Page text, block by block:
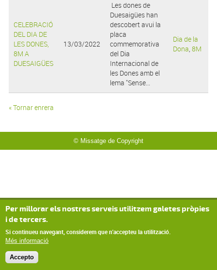
CELEBRACIÓ
DEL DIA DE
LES DONES,
8M A
DUESAIGÜES
13/03/2022
Les dones de
Duesaigües han
descobert avui la
placa
commemorativa
del Dia
Internacional de
les Dones amb el
lema "Sense...
Dia de la
Dona, 8M
« Tornar enrera
© Missatge de Copyright
Per millorar els nostres serveis utilitzem galetes pròpies
i de tercers.
Si continueu navegant, considerem que n'accepteu la utilització.
Més informació
Accepto